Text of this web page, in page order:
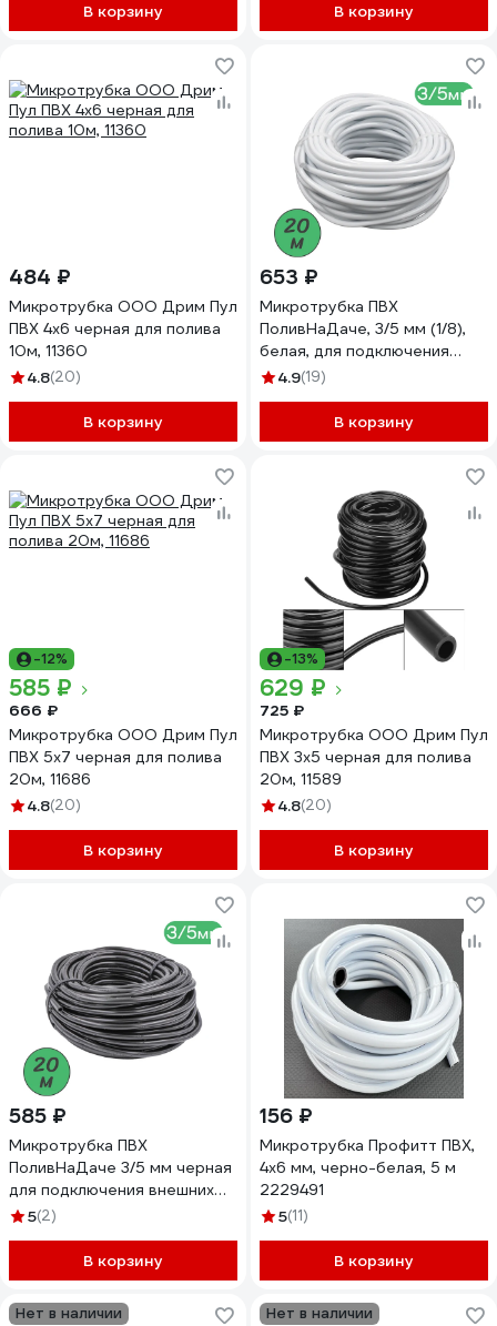
В корзину В корзину
484 ₽
Микротрубка ООО Дрим Пул
ПВХ 4x6 черная для полива
10м, 11360
4.8(20)
В корзину
653 ₽
Микротрубка ПВХ
ПоливНаДаче, 3/5 мм (1/8),
белая, для подключения
внешних капельниц, бухта
4.9(19)
В корзину
-12%
585 ₽
666 ₽
Микротрубка ООО Дрим Пул
ПВХ 5x7 черная для полива
20м, 11686
4.8(20)
В корзину
-13%
629 ₽
725 ₽
Микротрубка ООО Дрим Пул
ПВХ 3x5 черная для полива
20м, 11589
4.8(20)
В корзину
585 ₽
Микротрубка ПВХ
ПоливНаДаче 3/5 мм черная
для подключения внешних
капельниц намотка 20 м
5(2)
В корзину
156 ₽
Микротрубка Профитт ПВХ,
4x6 мм, черно-белая, 5 м
2229491
5(11)
В корзину
Нет в наличии Нет в наличии